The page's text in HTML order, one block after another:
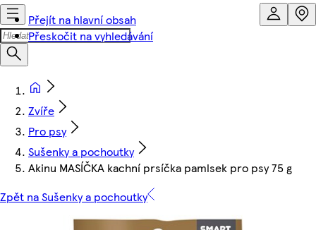
Přejít na hlavní obsah
Přeskočit na vyhledávání
Zvíře
Pro psy
Sušenky a pochoutky
Akinu MASÍČKA kachní prsíčka pamlsek pro psy 75 g
Zpět na Sušenky a pochoutky